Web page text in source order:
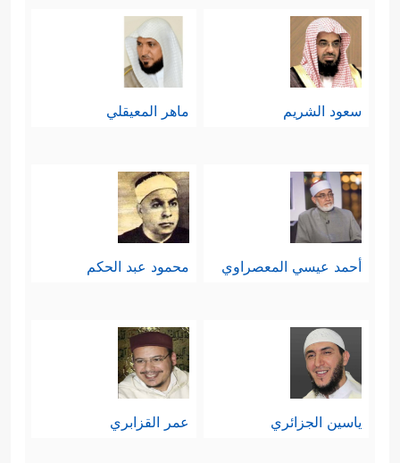
سعود الشريم ماهر المعيقلي
أحمد عيسي المعصراوي محمود عبد الحكم
ياسين الجزائري عمر القزابري